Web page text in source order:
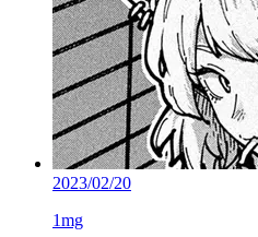
2023/02/20
1mg